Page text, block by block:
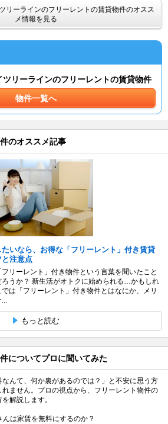
リーラインのフリーレントの賃貸物件のオスス
メ情報を見る
リーラインのフリーレントの賃貸物件
物件一覧へ
のオススメ記事
いなら、お得な「フリーレント」付き賃貸
注意点
リーレント」付き物件という言葉を聞いたこと
うか？ 新生活がオトクに始められる…かもしれ
は「フリーレント」付き物件とはなにか、メリ
もっと読む
についてプロに聞いてみた
なんて、何か裏があるのでは？」と不安に思う方
れません。プロの視点から、フリーレント物件の
解説します。
んは家賃を無料にするのか？